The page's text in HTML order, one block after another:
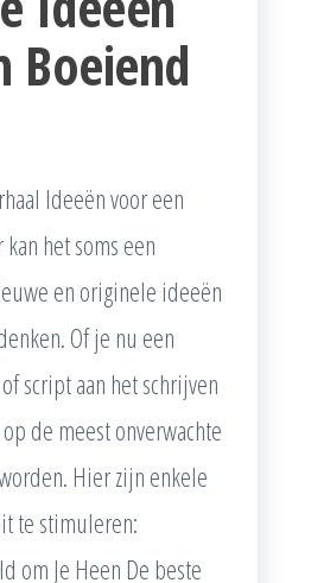
Boeiend
Ideeën voor een
het soms een
en originele ideeën
Of je nu een
script aan het schrijven
de meest onverwachte
Hier zijn enkele
te stimuleren:
om Je Heen De beste